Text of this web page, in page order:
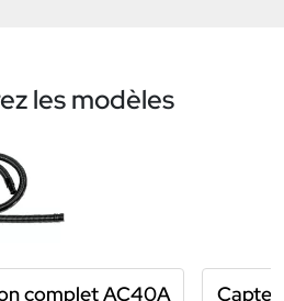
les modèles
complet AC40A